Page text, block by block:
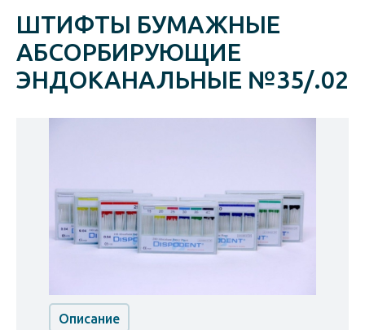
ШТИФТЫ БУМАЖНЫЕ
АБСОРБИРУЮЩИЕ
ЭНДОКАНАЛЬНЫЕ №35/.02
Описание